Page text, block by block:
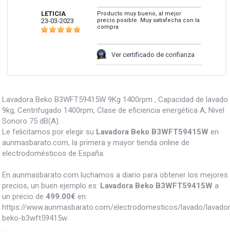
LETICIA
23-03-2023
Producto muy bueno, al mejor
precio posible. Muy satisfecha con la
compra
Ver certificado de confianza
Lavadora Beko B3WFT59415W 9Kg 1400rpm , Capacidad de lavado
9kg, Centrifugado 1400rpm, Clase de eficiencia energética A, Nivel
Sonoro 75 dB(A).
Le felicitamos por elegir su Lavadora Beko B3WFT59415W en
aunmasbarato.com, la primera y mayor tienda online de
electrodomésticos de España.
En aunmasbarato.com luchamos a diario para obtener los mejores
precios, un buen ejemplo es: Lavadora Beko B3WFT59415W a
un precio de 499.00€ en
https://www.aunmasbarato.com/electrodomesticos/lavado/
beko-b3wft59415w
.